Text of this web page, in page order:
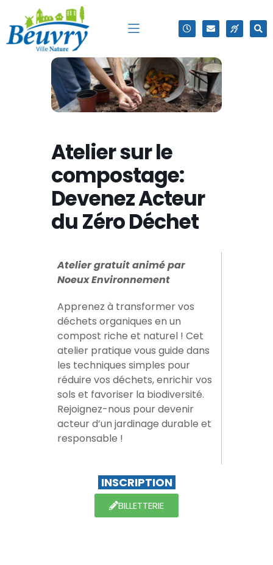
Atelier sur le
compostage:
Devenez Acteur
du Zéro Déchet
Atelier gratuit animé par
Noeux Environnement
Apprenez à transformer vos
déchets organiques en un
compost riche et naturel ! Cet
atelier pratique vous guide dans
les techniques simples pour
réduire vos déchets, enrichir vos
sols et favoriser la biodiversité.
Rejoignez-nous pour devenir
acteur d’un jardinage durable et
responsable !
INSCRIPTION
BILLETTERIE